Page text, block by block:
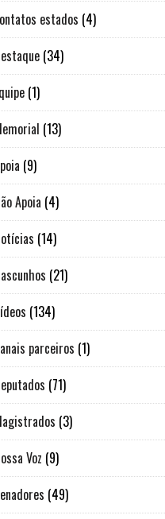
estados (4)
(34)
(1)
(13)
(9)
Apoia (4)
(14)
(21)
(134)
parceiros (1)
(71)
(3)
Voz (9)
(49)